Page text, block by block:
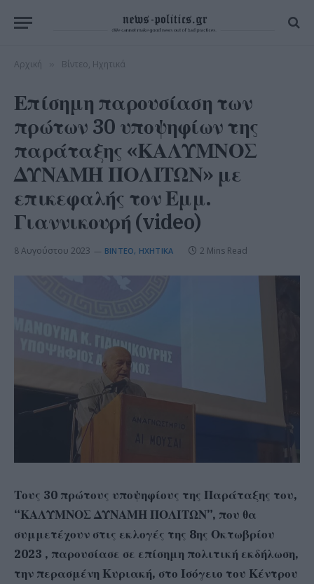
Αρχική Βίντεο, Ηχητικά
Επίσημη παρουσίαση των
πρώτων 30 υποψηφίων της
παράταξης «ΚΑΛΥΜΝΟΣ
ΔΥΝΑΜΗ ΠΟΛΙΤΩΝ» με
επικεφαλής τον Εμμ.
Γιαννικουρή (video)
8 Αυγούστου 2023 ΒΊΝΤΕΟ, ΗΧΗΤΙΚΆ 2 Mins Read
Τους 30 πρώτους υποψηφίους της Παράταξης του,
“ΚΑΛΥΜΝΟΣ ΔΥΝΑΜΗ ΠΟΛΙΤΩΝ”, που θα
συμμετέχουν στις εκλογές της 8ης Οκτωβρίου
2023 , παρουσίασε σε επίσημη πολιτική εκδήλωση,
την περασμένη Κυριακή, στο Ισόγειο του Κέντρου